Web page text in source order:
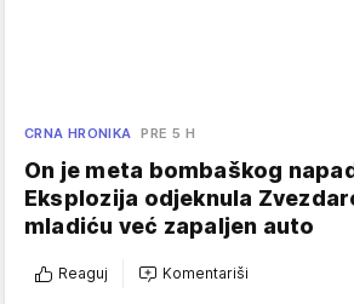
CRNA HRONIKA PRE 5 H
On je meta bombaškog
Eksplozija odjeknula
mladiću već zapaljen auto
Reaguj Komentariši